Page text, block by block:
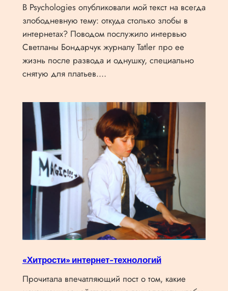
В Psychologies опубликовали мой текст на всегда
злободневную тему: откуда столько злобы в
интернетах? Поводом послужило интервью
Светланы Бондарчук журналу Tatler про ее
жизнь после развода и однушку, специально
снятую для платьев.…
«Хитрости» интернет-технологий
Прочитала впечатляющий пост о том, какие